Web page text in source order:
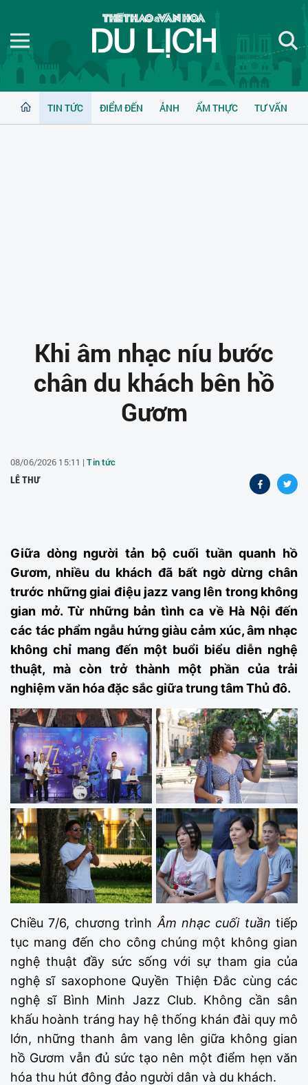
TIN TỨC ĐIỂM ĐẾN ẢNH ẨM THỰC TƯ VẤN
Khi âm nhạc níu bước
chân du khách bên hồ
Gươm
08/06/2026 15:11 |Tin tức
LÊ THƯ
Giữa dòng người tản bộ cuối tuần quanh hồ
Gươm, nhiều du khách đã bất ngờ dừng chân
trước những giai điệu jazz vang lên trong không
gian mở. Từ những bản tình ca về Hà Nội đến
các tác phẩm ngẫu hứng giàu cảm xúc, âm nhạc
không chỉ mang đến một buổi biểu diễn nghệ
thuật, mà còn trở thành một phần của trải
nghiệm văn hóa đặc sắc giữa trung tâm Thủ đô.
Chiều 7/6, chương trình Âm nhạc cuối tuần tiếp
tục mang đến cho công chúng một không gian
nghệ thuật đầy sức sống với sự tham gia của
nghệ sĩ saxophone Quyền Thiện Đắc cùng các
nghệ sĩ Bình Minh Jazz Club. Không cần sân
khấu hoành tráng hay hệ thống khán đài quy mô
lớn, những thanh âm vang lên giữa không gian
hồ Gươm vẫn đủ sức tạo nên một điểm hẹn văn
hóa thu hút đông đảo người dân và du khách.